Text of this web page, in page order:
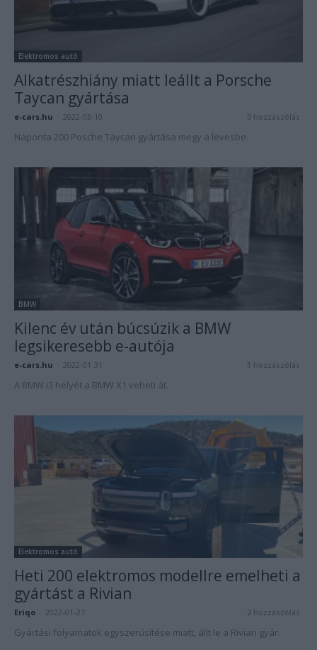
Elektromos autó
Alkatrészhiány miatt leállt a Porsche
Taycan gyártása
e-cars.hu 2022-03-10 0 hozzászólás
Naponta 200 Posche Taycan gyártása megy a levesbe.
BMW
Kilenc év után búcsúzik a BMW
legsikeresebb e-autója
e-cars.hu 2022-01-31 3 hozzászólás
A BMW i3 helyét a BMW X1 veheti át.
Elektromos autó
Heti 200 elektromos modellre emelheti a
gyártást a Rivian
Eriqo 2022-01-27 2 hozzászólás
Gyártási folyamatok egyszerűsítése miatt, állt le a Rivian gyár.